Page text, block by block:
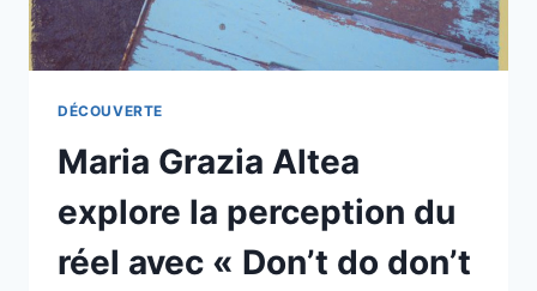
DÉCOUVERTE
Maria Grazia Altea
explore la perception du
réel avec « Don’t do don’t